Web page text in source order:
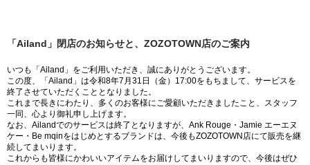
「Ailand」閉店のお知らせと、ZOZOTOWN店のご案内
いつも「Ailand」をご利用いただき、誠にありがとうございます。
この度、「Ailand」は令和8年7月31日（金）17:00をもちまして、サービスを
終了させていただくこととなりました。
これまで長きにわたり、多くのお客様にご愛顧いただきましたこと、スタッフ
一同、心より御礼申し上げます。
なお、Ailandでのサービスは終了となりますが、Ank Rouge・Jamie エーエヌ
ケー・Be mqinをはじめとするブランドは、今後もZOZOTOWN店にて販売を継
続してまいります。
これからも皆様にかわいいアイテムをお届けしてまいりますので、今後はぜひ